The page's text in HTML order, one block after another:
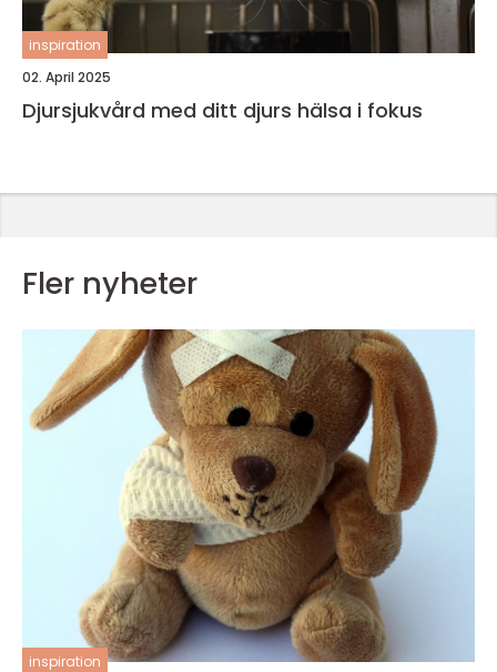
inspiration
02. April 2025
Djursjukvård med ditt djurs hälsa i fokus
Fler nyheter
inspiration